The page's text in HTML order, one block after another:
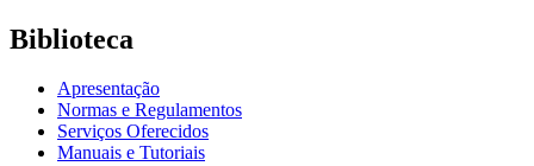
Biblioteca
Apresentação
Normas e Regulamentos
Serviços Oferecidos
Manuais e Tutoriais